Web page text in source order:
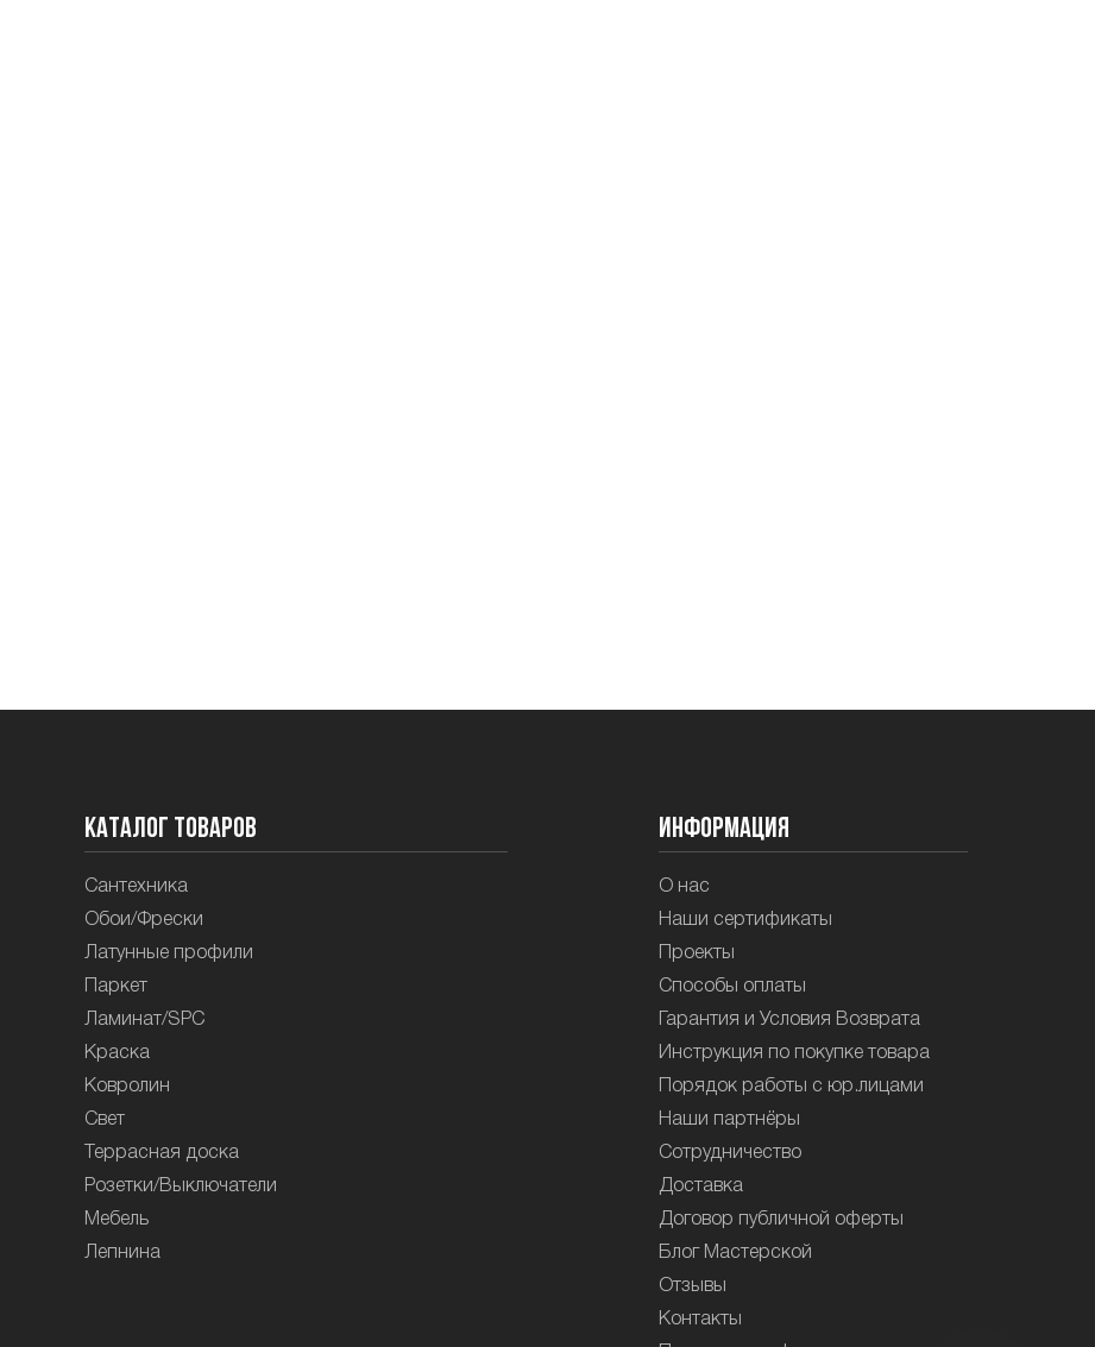
Каталог товаров
Сантехника
Обои/Фрески
Латунные профили
Паркет
Ламинат/SPC
Краска
Ковролин
Свет
Террасная доска
Розетки/Выключатели
Мебель
Лепнина
Информация
О нас
Наши сертификаты
Проекты
Способы оплаты
Гарантия и Условия Возврата
Инструкция по покупке товара
Порядок работы с юр.лицами
Наши партнёры
Сотрудничество
Доставка
Договор публичной оферты
Блог Мастерской
Отзывы
Контакты